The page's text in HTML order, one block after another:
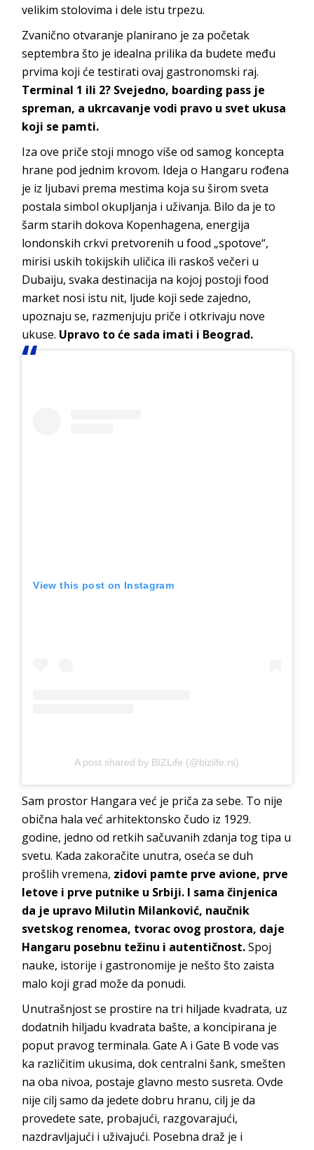
velikim stolovima i dele istu trpezu.
Zvanično otvaranje planirano je za početak
septembra što je idealna prilika da budete među
prvima koji će testirati ovaj gastronomski raj.
Terminal 1 ili 2? Svejedno, boarding pass je
spreman, a ukrcavanje vodi pravo u svet ukusa
koji se pamti.
Iza ove priče stoji mnogo više od samog koncepta
hrane pod jednim krovom. Ideja o Hangaru rođena
je iz ljubavi prema mestima koja su širom sveta
postala simbol okupljanja i uživanja. Bilo da je to
šarm starih dokova Kopenhagena, energija
londonskih crkvi pretvorenih u food „spotove“,
mirisi uskih tokijskih uličica ili raskoš večeri u
Dubaiju, svaka destinacija na kojoj postoji food
market nosi istu nit, ljude koji sede zajedno,
upoznaju se, razmenjuju priče i otkrivaju nove
ukuse. Upravo to će sada imati i Beograd.
View this post on Instagram
A post shared by BIZLife (@bizlife.rs)
Sam prostor Hangara već je priča za sebe. To nije
obična hala već arhitektonsko čudo iz 1929.
godine, jedno od retkih sačuvanih zdanja tog tipa u
svetu. Kada zakoračite unutra, oseća se duh
prošlih vremena, zidovi pamte prve avione, prve
letove i prve putnike u Srbiji. I sama činjenica
da je upravo Milutin Milanković, naučnik
svetskog renomea, tvorac ovog prostora, daje
Hangaru posebnu težinu i autentičnost.Spoj
nauke, istorije i gastronomije je nešto što zaista
malo koji grad može da ponudi.
Unutrašnjost se prostire na tri hiljade kvadrata, uz
dodatnih hiljadu kvadrata bašte, a koncipirana je
poput pravog terminala. Gate A i Gate B vode vas
ka različitim ukusima, dok centralni šank, smešten
na oba nivoa, postaje glavno mesto susreta. Ovde
nije cilj samo da jedete dobru hranu, cilj je da
provedete sate, probajući, razgovarajući,
nazdravljajući i uživajući. Posebna draž je i